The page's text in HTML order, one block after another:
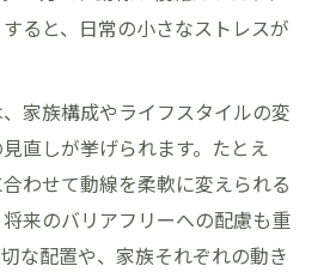
ると、日常の小さなストレスが
家族構成やライフスタイルの変
直しが挙げられます。たとえ
わせて動線を柔軟に変えられる
来のバリアフリーへの配慮も重
な配置や、家族それぞれの動き